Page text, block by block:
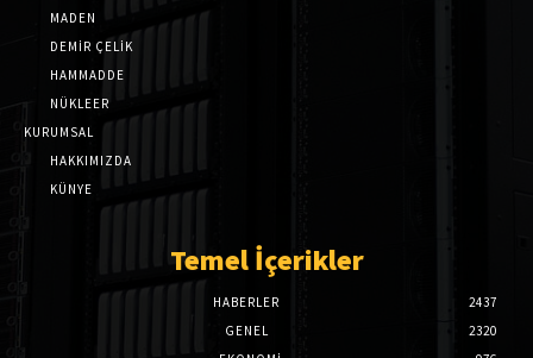
MADEN
DEMİR ÇELİK
HAMMADDE
NÜKLEER
KURUMSAL
HAKKIMIZDA
KÜNYE
Temel İçerikler
HABERLER
2437
GENEL
2320